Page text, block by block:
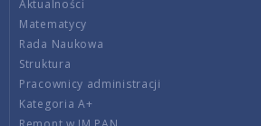
Aktualności
Matematycy
Rada Naukowa
Struktura
Pracownicy administracji
Kategoria A+